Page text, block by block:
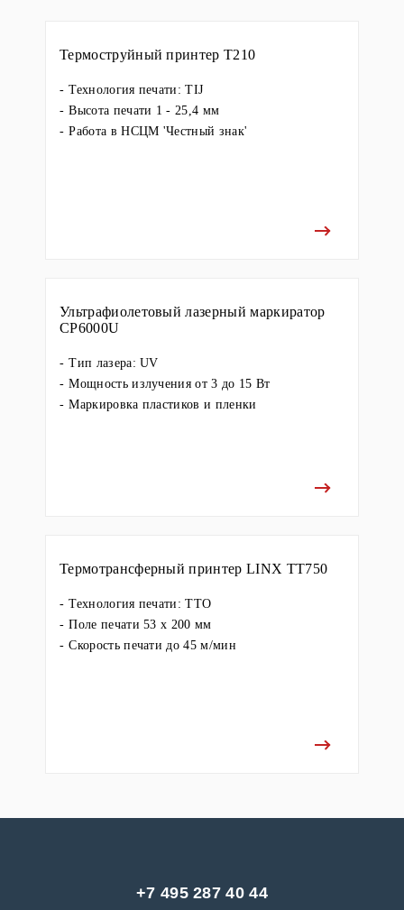
Термоструйный принтер T210
Технология печати: TIJ
Высота печати 1 - 25,4 мм
Работа в НСЦМ 'Честный знак'
Ультрафиолетовый лазерный маркиратор
CP6000U
Тип лазера: UV
Мощность излучения от 3 до 15 Вт
Маркировка пластиков и пленки
Термотрансферный принтер LINX TT750
Технология печати: ТТО
Поле печати 53 х 200 мм
Скорость печати до 45 м/мин
+7 495 287 40 44